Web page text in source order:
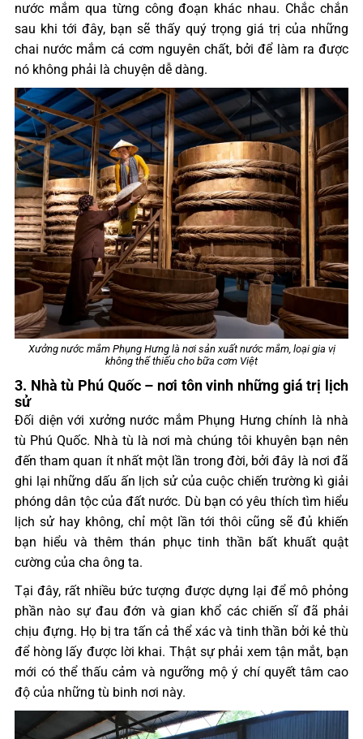
nước mắm qua từng công đoạn khác nhau. Chắc chắn
sau khi tới đây, bạn sẽ thấy quý trọng giá trị của những
chai nước mắm cá cơm nguyên chất, bởi để làm ra được
nó không phải là chuyện dễ dàng.
Xưởng nước mắm Phụng Hưng là nơi sản xuất nước mắm, loại gia vị
không thể thiếu cho bữa cơm Việt
3. Nhà tù Phú Quốc – nơi tôn vinh những giá trị lịch
sử
Đối diện với xưởng nước mắm Phụng Hưng chính là nhà
tù Phú Quốc. Nhà tù là nơi mà chúng tôi khuyên bạn nên
đến tham quan ít nhất một lần trong đời, bởi đây là nơi đã
ghi lại những dấu ấn lịch sử của cuộc chiến trường kì giải
phóng dân tộc của đất nước. Dù bạn có yêu thích tìm hiểu
lịch sử hay không, chỉ một lần tới thôi cũng sẽ đủ khiến
bạn hiểu và thêm thán phục tinh thần bất khuất quật
cường của cha ông ta.
Tại đây, rất nhiều bức tượng được dựng lại để mô phỏng
phần nào sự đau đớn và gian khổ các chiến sĩ đã phải
chịu đựng. Họ bị tra tấn cả thể xác và tinh thần bởi kẻ thù
để hòng lấy được lời khai. Thật sự phải xem tận mắt, bạn
mới có thể thấu cảm và ngưỡng mộ ý chí quyết tâm cao
độ của những tù binh nơi này.